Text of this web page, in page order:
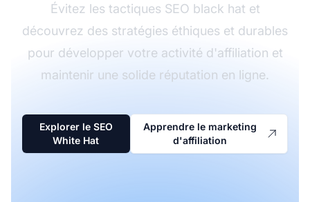
Évitez les tactiques SEO black hat et
découvrez des stratégies éthiques et durables
pour développer votre activité d'affiliation et
maintenir une solide réputation en ligne.
Explorer le SEO
White Hat
Apprendre le marketing
d'affiliation